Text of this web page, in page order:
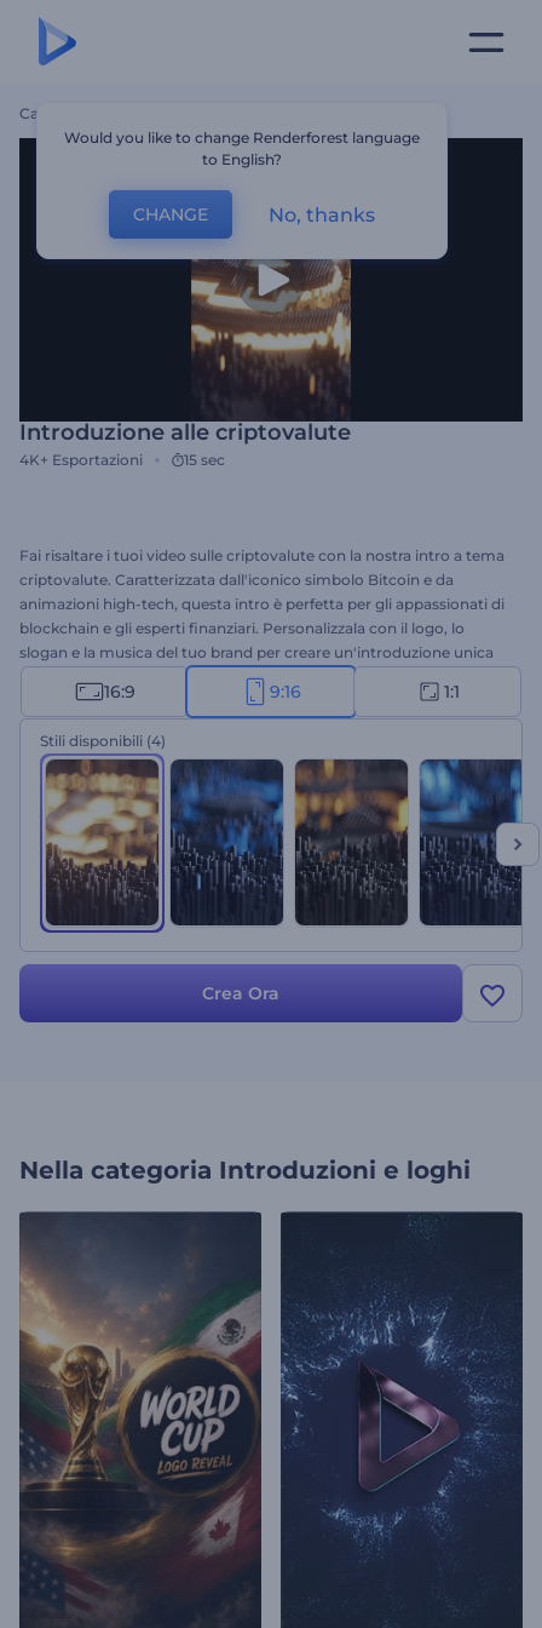
Casa
Introduzione alle criptovalute
4K+ Esportazioni 15 sec
Fai risaltare i tuoi video sulle criptovalute con la nostra intro a tema
criptovalute. Caratterizzata dall'iconico simbolo Bitcoin e da
animazioni high-tech, questa intro è perfetta per gli appassionati di
blockchain e gli esperti finanziari. Personalizzala con il logo, lo
slogan e la musica del tuo brand per creare un'introduzione unica
per il tuo canale YouTube, webinar, presentazioni e qualsiasi altro
progetto legato alle criptovalute. Crea ora e lascia il segno nel
settore!
16:9 9:16 1:1
Stili disponibili (4)
Crea Ora
Nella categoria Introduzioni e loghi
Would you like to change Renderforest language
to English?
CHANGE No, thanks